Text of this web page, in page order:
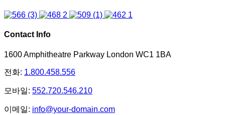
Contact Info
1600 Amphitheatre Parkway London WC1 1BA
전화: 1.800.458.556
모바일: 552.720.546.210
이메일: info@your-domain.com